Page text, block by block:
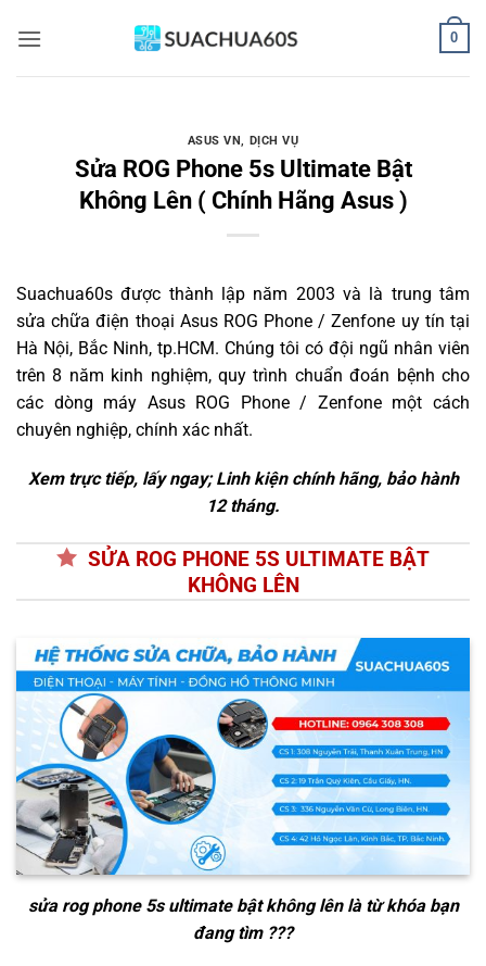
qua
0
ASUS VN, DỊCH VỤ
Sửa ROG Phone 5s Ultimate Bật
Không Lên ( Chính Hãng Asus )
Suachua60s được thành lập năm 2003 và là trung tâm
sửa chữa điện thoại Asus ROG Phone / Zenfone uy tín tại
Hà Nội, Bắc Ninh, tp.HCM. Chúng tôi có đội ngũ nhân viên
trên 8 năm kinh nghiệm, quy trình chuẩn đoán bệnh cho
các dòng máy Asus ROG Phone / Zenfone một cách
chuyên nghiệp, chính xác nhất.
Xem trực tiếp, lấy ngay; Linh kiện chính hãng, bảo hành
12 tháng.
SỬA ROG PHONE 5S ULTIMATE BẬT
KHÔNG LÊN
sửa rog phone 5s ultimate bật không lênlà từ khóa bạn
đang tìm ???